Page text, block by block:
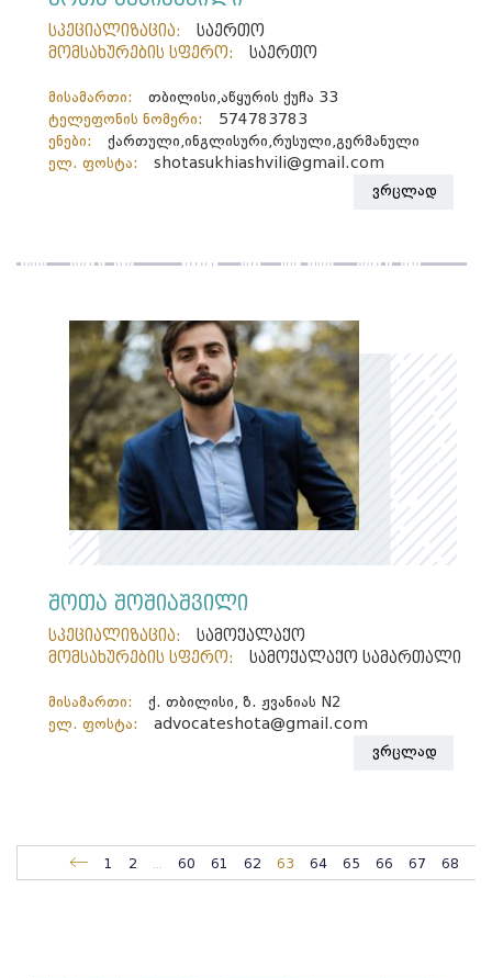
სპეციალიზაცია:
საერთო
მომსახურების სფერო:
საერთო
მისამართი:
თბილისი,აწყურის ქუჩა 33
ტელეფონის ნომერი:
574783783
ენები:
ქართული,ინგლისური,რუსული,გერმანული
ელ. ფოსტა:
shotasukhiashvili@gmail.com
ვრცლად
შოთა შოშიაშვილი
სპეციალიზაცია:
სამოქალაქო
მომსახურების სფერო:
სამოქალაქო სამართალი
მისამართი:
ქ. თბილისი, ზ. ჟვანიას N2
ელ. ფოსტა:
advocateshota@gmail.com
ვრცლად
1 2 60 61 62 63 64 65 66 67 68